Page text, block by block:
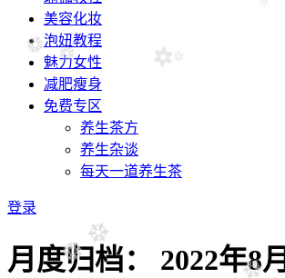
美容化妆
泡妞教程
魅力女性
减肥瘦身
免费专区
养生茶方
养生杂谈
每天一道养生茶
登录
月度归档： 2022年8月